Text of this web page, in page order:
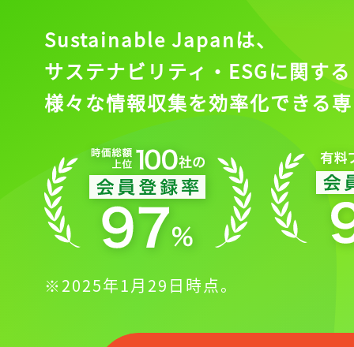
Sustainable Japanは、
サステナビリティ・ESGに関する
様々な情報収集を効率化できる
※2025年1月29日時点。